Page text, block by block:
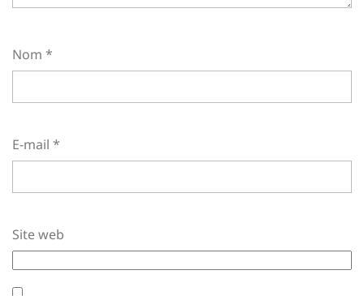
Nom *
E-mail *
Site web